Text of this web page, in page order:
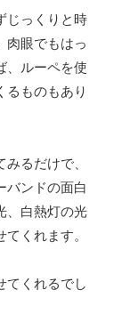
じっくりと時
肉眼でもはっ
、ルーペを使
るものもあり
るだけで、
バンドの面白
、白熱灯の光
てくれます。
てくれるでし